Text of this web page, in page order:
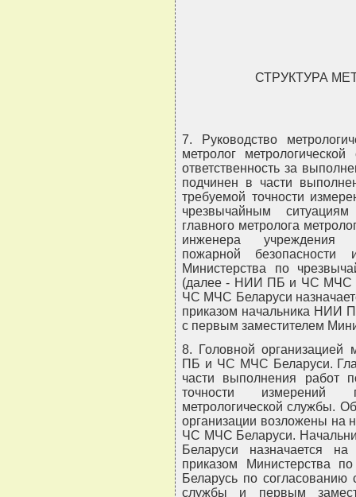
СТРУКТУРА
7. Руководство
метролог
ответственность за
подчинен в части
требуемой точности
чрезвычайным
главного метролога
инженера учреждения
пожарной безопасности
Министерства по
(далее - НИИ ПБ и ЧС МЧС
ЧС МЧС Беларуси
приказом начальника НИИ
с первым заместителем
8. Головной организацией
ПБ и ЧС МЧС Беларуси.
части выполнения работ
точности измерений
метрологической службы.
организации возложены на
ЧС МЧС Беларуси.
Беларуси назначается
приказом Министерства
Беларусь по согласованию
службы и первым